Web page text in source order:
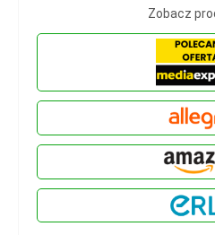
Zobacz